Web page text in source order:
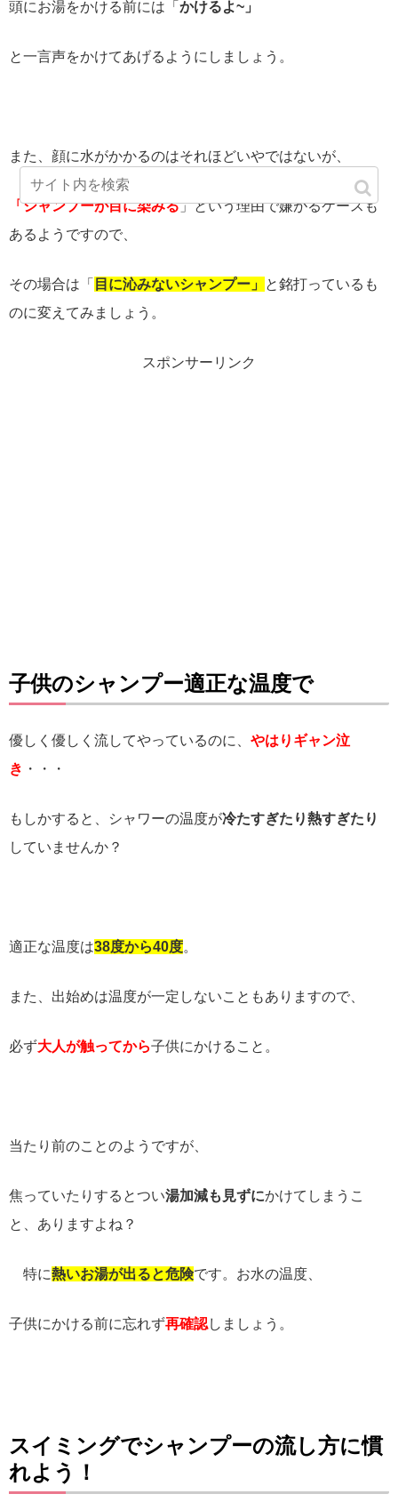
頭にお湯をかける前には「 かけるよ~ 」
と一言声をかけてあげるようにしましょう。
また、顔に水がかかるのはそれほどいやではないが、
「シャンプーが目に染みる」という理由で嫌がるケースも
あるようですので、
その場合は「 目に沁みないシャンプー」
と銘打っているも
のに変えてみましょう。
スポンサーリンク
子供のシャンプー適正な温度で
優しく優しく流してやっているのに、 やはりギャン泣
き ・・・
もしかすると、シャワーの温度が冷たすぎたり熱すぎたり
していませんか？
適正な温度は38度から40度。
また、出始めは温度が一定しないこともありますので、
必ず大人が触ってから子供にかけること。
当たり前のことのようですが、
焦っていたりするとつい湯加減も見ずにかけてしまうこ
と、ありますよね？
特に熱いお湯が出ると危険です。お水の温度、
子供にかける前に忘れず再確認しましょう。
スイミングでシャンプーの流し方に慣
れよう！